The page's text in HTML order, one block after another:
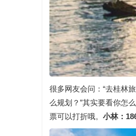
很多网友会问：“去桂林
么规划？”其实要看你怎
票可以打折哦。 小林：